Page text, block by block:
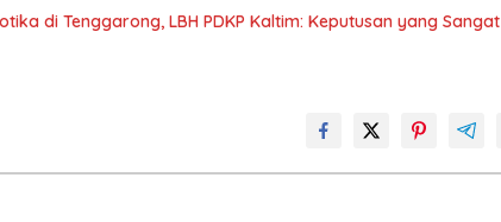
di Tenggarong, LBH PDKP Kaltim: Keputusan yang Sangat